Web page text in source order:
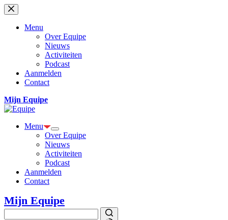
Ga
naar
Menu
Over Equipe
Nieuws
Activiteiten
Podcast
Aanmelden
Contact
Mijn Equipe
Menu
Over Equipe
Nieuws
Activiteiten
Podcast
Aanmelden
Contact
Mijn Equipe